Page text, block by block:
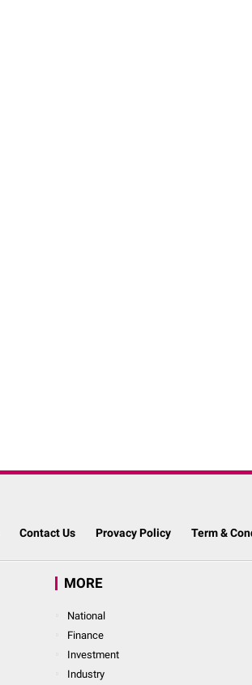
Contact Us Provacy Policy Term &
MORE
National
Finance
Investment
Industry